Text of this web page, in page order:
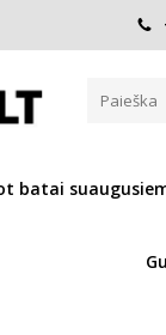
batai
Greitai
BATAI
PALYGINIMĄ Į NORŲ